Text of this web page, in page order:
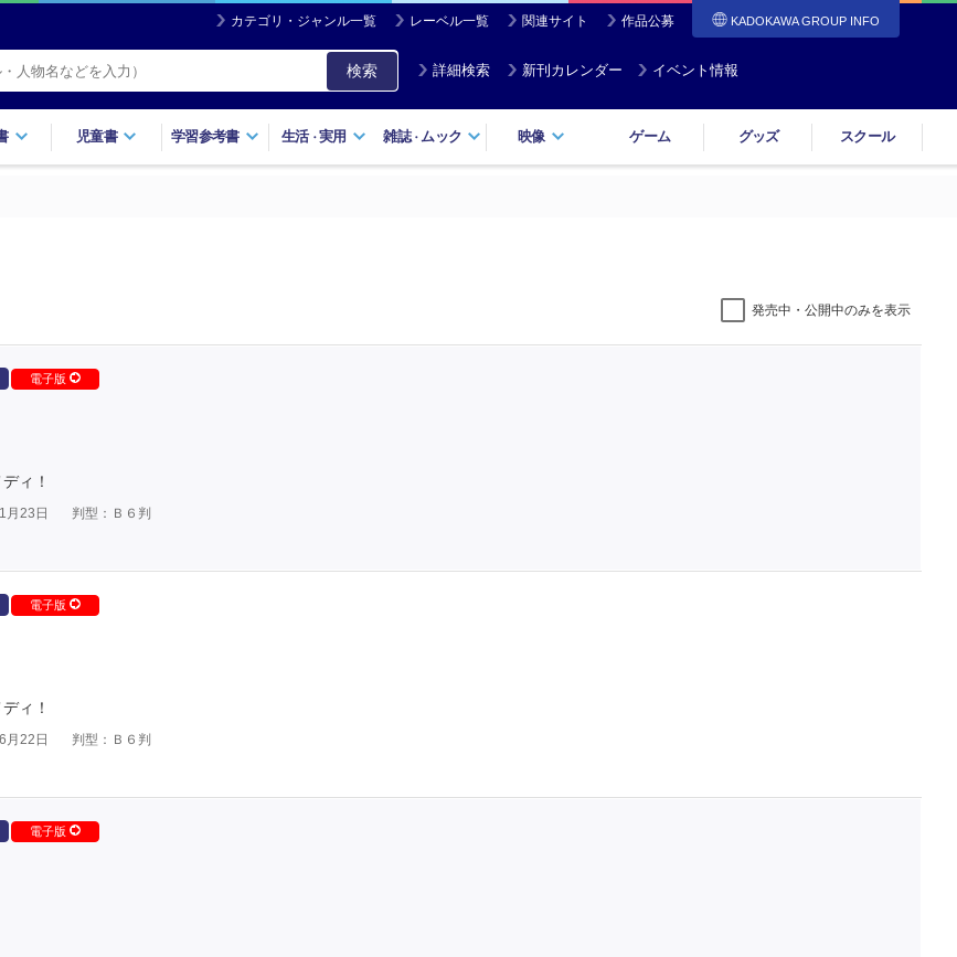
カテゴリ・ジャンル一覧 レーベル一覧 関連サイト 作品公募 KADOKAWA GROUP INFO
検索 詳細検索 新刊カレンダー イベント情報
児童書 学習参考書 生活・実用 雑誌・ ムック 映像 ゲーム グッズ スクール
発売中・公開中のみを表示
電子版
ィ！
月23日 判型：Ｂ６判
電子版
ィ！
月22日 判型：Ｂ６判
電子版